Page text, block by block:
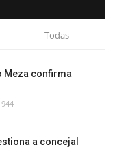
Todas
Meza confirma
944
a concejal